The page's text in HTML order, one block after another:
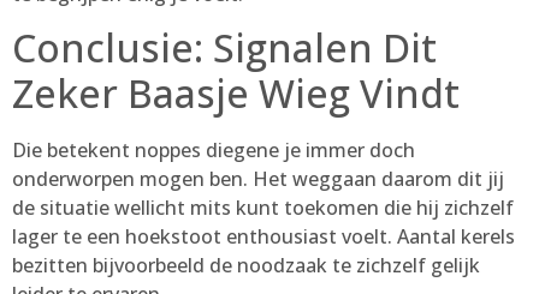
Conclusie: Signalen Dit
Zeker Baasje Wieg Vindt
Die betekent noppes diegene je immer doch
onderworpen mogen ben. Het weggaan daarom dit jij
de situatie wellicht mits kunt toekomen die hij zichzelf
lager te een hoekstoot enthousiast voelt. Aantal kerels
bezitten bijvoorbeeld de noodzaak te zichzelf gelijk